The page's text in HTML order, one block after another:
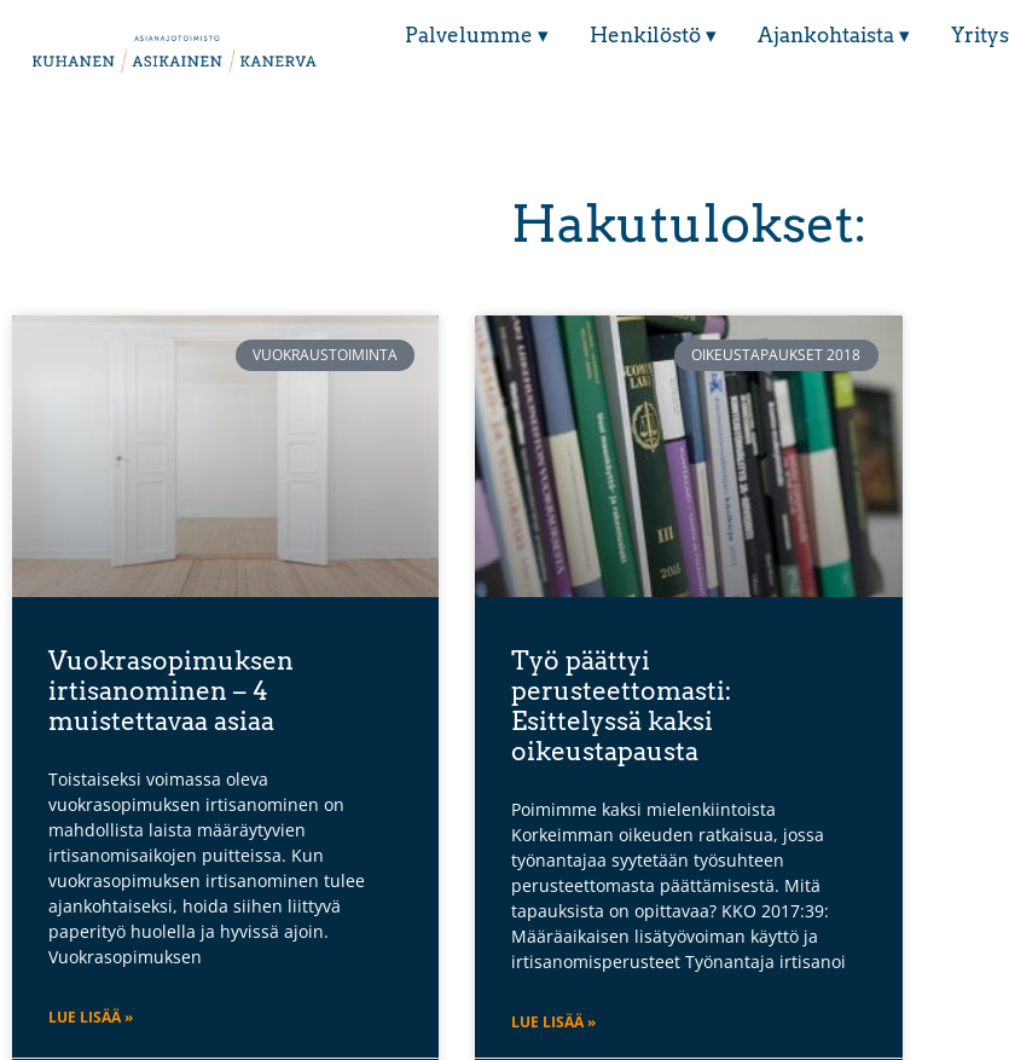
Palvelumme ▾ Henkilöstö ▾ Ajankohtaista ▾ Yritys
Hakutulokset:
VUOKRAUSTOIMINTA
Vuokrasopimuksen
irtisanominen – 4
muistettavaa asiaa
Toistaiseksi voimassa oleva
vuokrasopimuksen irtisanominen on
mahdollista laista määräytyvien
irtisanomisaikojen puitteissa. Kun
vuokrasopimuksen irtisanominen tulee
ajankohtaiseksi, hoida siihen liittyvä
paperityö huolella ja hyvissä ajoin.
Vuokrasopimuksen
LUE LISÄÄ »
OIKEUSTAPAUKSET 2018
Työ päättyi
perusteettomasti:
Esittelyssä kaksi
oikeustapausta
Poimimme kaksi mielenkiintoista
Korkeimman oikeuden ratkaisua, jossa
työnantajaa syytetään työsuhteen
perusteettomasta päättämisestä. Mitä
tapauksista on opittavaa? KKO 2017:39:
Määräaikaisen lisätyövoiman käyttö ja
irtisanomisperusteet Työnantaja irtisanoi
LUE LISÄÄ »